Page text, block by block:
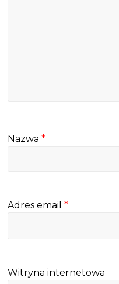
Nazwa*
Adres email*
Witryna internetowa